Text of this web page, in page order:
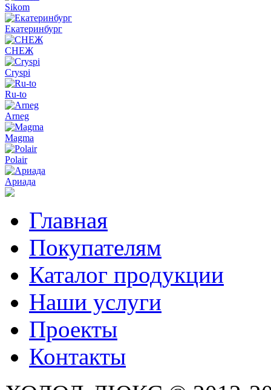
Sikom
Екатеринбург
СНЕЖ
Cryspi
Ru-to
Arneg
Magma
Polair
Ариада
Главная
Покупателям
Каталог продукции
Наши услуги
Проекты
Контакты